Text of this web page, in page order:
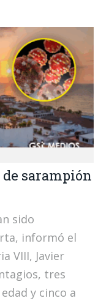
sarampión
sido
informó el
VIII, Javier
tres
y cinco a